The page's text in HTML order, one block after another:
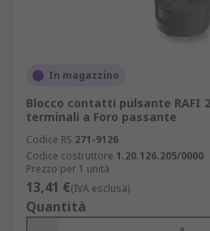
In magazzino
Blocco contatti pulsante RAFI
terminali a Foro passante
Codice RS 271-9126
Codice costruttore 1.20.126.205/0000
Prezzo per 1 unità
13,41 €(IVA esclusa)
Quantità